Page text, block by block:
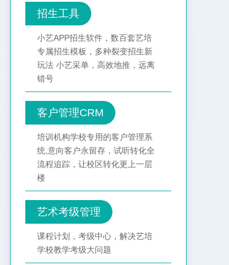
招生工具
小艺APP招生软件，数百套艺培
专属招生模板，多种裂变招生新
玩法 小艺采单，高效地推，远离
错号
客户管理CRM
培训机构学校专用的客户管理系
统,意向客户永留存，试听转化全
流程追踪，让校区转化更上一层
楼
艺术考级管理
课程计划，考级中心，解决艺培
学校教学考级大问题